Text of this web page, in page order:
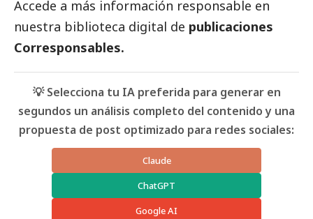
Accede a más información responsable en
nuestra biblioteca digital de publicaciones
Corresponsables.
💡 Selecciona tu IA preferida para generar en
segundos un análisis completo del contenido y una
propuesta de post optimizado para redes sociales:
Claude
ChatGPT
Google AI